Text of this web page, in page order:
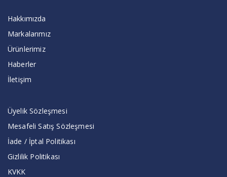
Hakkımızda
Markalarımız
Ürünlerimiz
Haberler
İletişim
Üyelik Sözleşmesi
Mesafeli Satış Sözleşmesi
İade / İptal Politikası
Gizlilik Politikası
KVKK